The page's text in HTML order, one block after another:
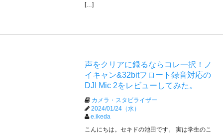
[…]
声をクリアに録るならコレ一択！ノ
イキャン&32bitフロート録音対応の
DJI Mic 2をレビューしてみた。
カメラ・スタビライザー
2024/01/24（水）
e.ikeda
こんにちは。セキドの池田です。 実は学生のこ